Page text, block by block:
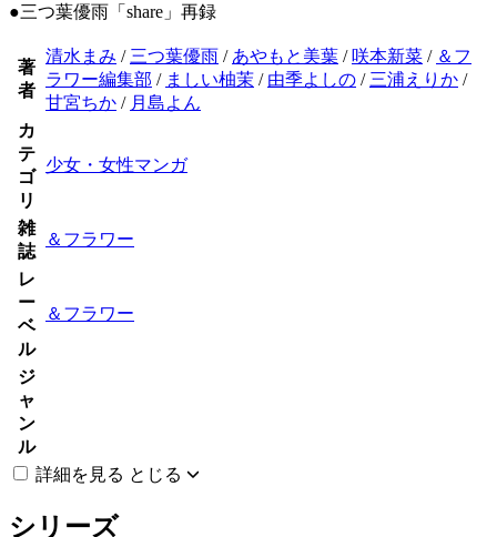
●三つ葉優雨「share」再録
著
者
清水まみ / 三つ葉優雨 / あやもと美葉 / 咲本新菜 / ＆フ
ラワー編集部 / ましい柚茉 / 由季よしの / 三浦えりか /
甘宮ちか / 月島よん
カ
テ
ゴ
リ
少女・女性マンガ
雑
誌
＆フラワー
レ
ー
ベ
ル
＆フラワー
ジ
ャ
ン
ル
詳細を見る とじる
シリーズ